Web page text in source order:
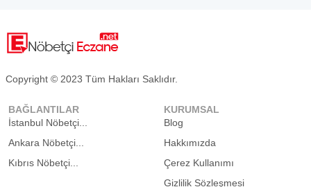
Copyright © 2023 Tüm Hakları Saklıdır.
BAĞLANTILAR
İstanbul Nöbetçi...
Ankara Nöbetçi...
Kıbrıs Nöbetçi...
KURUMSAL
Blog
Hakkımızda
Çerez Kullanımı
Gizlilik Sözleşmesi